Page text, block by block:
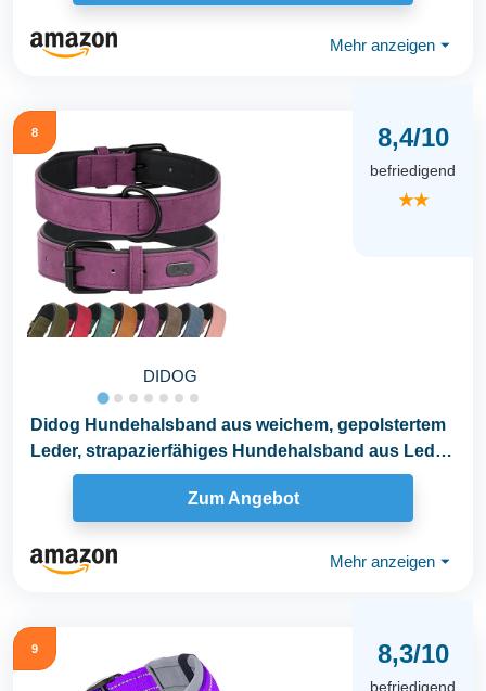
Mehr anzeigen ⏷
8
DIDOG
8,4/10
befriedigend
★★
Didog Hundehalsband aus weichem, gepolstertem
Leder, strapazierfähiges Hundehalsband aus Leder
Zum Angebot
Mehr anzeigen ⏷
9 8,3/10
befriedigend